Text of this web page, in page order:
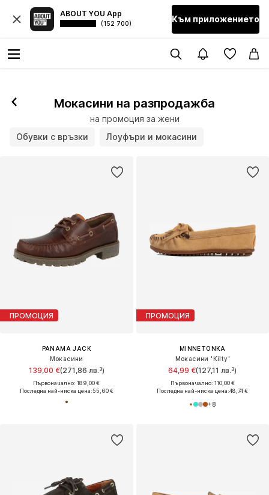
ABOUT YOU App
(152 700) Към приложението
Мокасини на разпродажба
на промоция за жени
Обувки с връзки
Лоуфъри и мокасини
ПРОМОЦИЯ
PANAMA JACK
Мокасини
139,00 €(271,86 лв.³)
Първоначално: 189,00 €
Последна най-ниска цена:55,60 €
ПРОМОЦИЯ
MINNETONKA
Мокасини 'Kilty'
64,99 €(127,11 лв.³)
Първоначално: 110,00 €
Последна най-ниска цена:48,74 €
+8